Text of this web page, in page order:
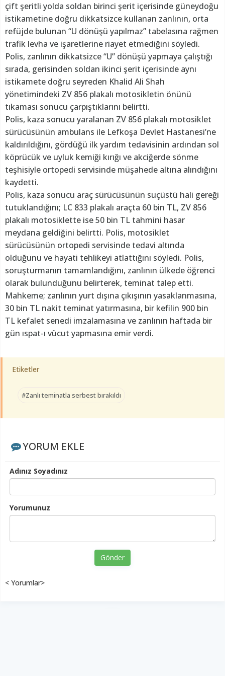
çift şeritli yolda soldan birinci şerit içerisinde güneydoğu
istikametine doğru dikkatsizce kullanan zanlının, orta
refüjde bulunan “U dönüşü yapılmaz” tabelasına rağmen
trafik levha ve işaretlerine riayet etmediğini söyledi.
Polis, zanlının dikkatsizce “U” dönüşü yapmaya çalıştığı
sırada, gerisinden soldan ikinci şerit içerisinde aynı
istikamete doğru seyreden Khalid Ali Shah
yönetimindeki ZV 856 plakalı motosikletin önünü
tıkaması sonucu çarpıştıklarını belirtti.
Polis, kaza sonucu yaralanan ZV 856 plakalı motosiklet
sürücüsünün ambulans ile Lefkoşa Devlet Hastanesi’ne
kaldırıldığını, gördüğü ilk yardım tedavisinin ardından sol
köprücük ve uyluk kemiği kırığı ve akciğerde sönme
teşhisiyle ortopedi servisinde müşahede altına alındığını
kaydetti.
Polis, kaza sonucu araç sürücüsünün suçüstü hali gereği
tutuklandığını; LC 833 plakalı araçta 60 bin TL, ZV 856
plakalı motosiklette ise 50 bin TL tahmini hasar
meydana geldiğini belirtti. Polis, motosiklet
sürücüsünün ortopedi servisinde tedavi altında
olduğunu ve hayati tehlikeyi atlattığını söyledi. Polis,
soruşturmanın tamamlandığını, zanlının ülkede öğrenci
olarak bulunduğunu belirterek, teminat talep etti.
Mahkeme; zanlının yurt dışına çıkışının yasaklanmasına,
30 bin TL nakit teminat yatırmasına, bir kefilin 900 bin
TL kefalet senedi imzalamasına ve zanlının haftada bir
gün ıspat-ı vücut yapmasına emir verdi.
Etiketler
#Zanlı teminatla serbest bırakıldı
YORUM EKLE
Adınız Soyadınız
Yorumunuz
Gönder
< Yorumlar>